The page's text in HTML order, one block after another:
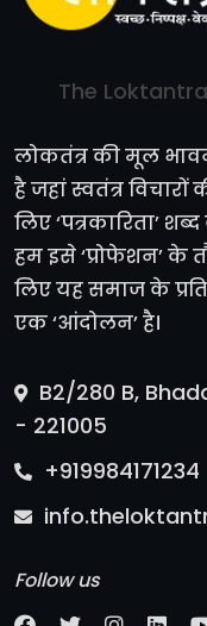
The Loktantra
लोकतंत्र की मूल
है जहां स्वतंत्र विचारों
लिए ‘पत्रकारिता’
हम इसे ‘प्रोफेशन’ के
लिए यह समाज के
एक ‘आंदोलन’ है।
B2/280 B,
- 221005
+919984171234
Follow us